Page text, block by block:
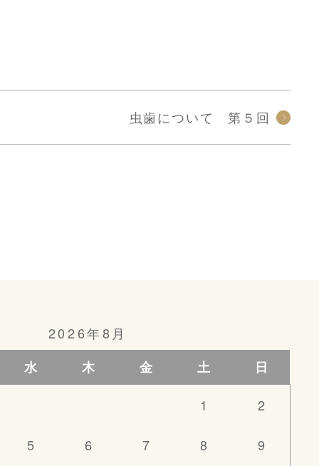
虫歯について 第５回
2026年8月
水
木 金 土 日
1 2
5 6 7 8 9